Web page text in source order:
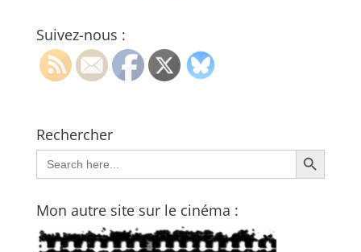
Suivez-nous :
Rechercher
Search
for:
Search Button
Mon autre site sur le cinéma :